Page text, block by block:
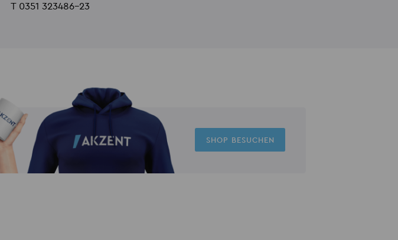
T 0351 323486-23
SHOP BESUCHEN